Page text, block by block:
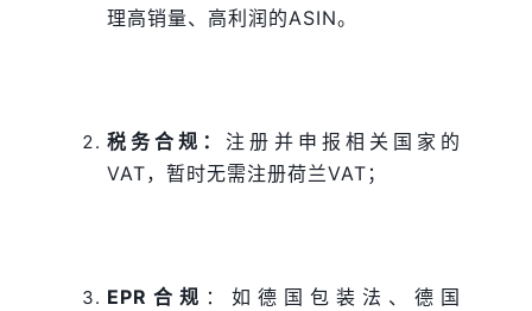
理高销量、高利润的ASIN。
税务合规：注册并申报相关国家的
VAT，暂时无需注册荷兰VAT ；
EPR合规 ：如德国包装法、德国